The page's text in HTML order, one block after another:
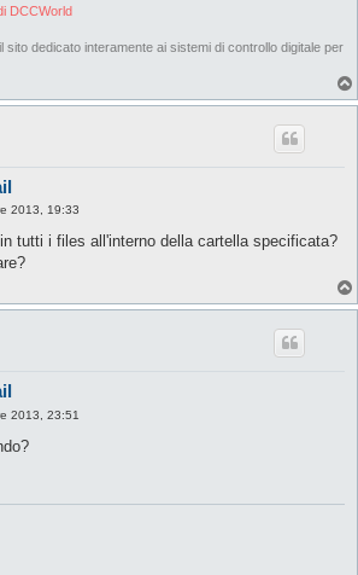
DCCWorld
sito dedicato interamente ai sistemi di controllo digitale per
2013, 19:33
tutti i files all'interno della cartella specificata?
2013, 23:51